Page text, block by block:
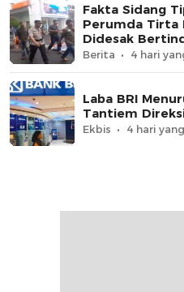
Fakta Sidang
Perumda Tirta
Didesak
Berita 4 hari
Laba BRI
Tantiem
Ekbis 4 hari